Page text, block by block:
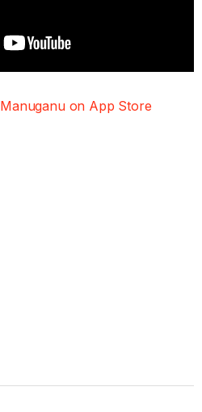
Manuganu on App Store